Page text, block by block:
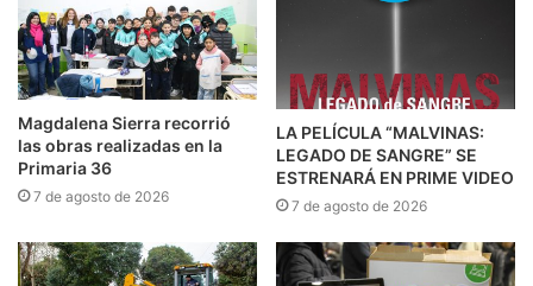
Magdalena Sierra recorrió
las obras realizadas en la
Primaria 36
7 de agosto de 2026
LA PELÍCULA “MALVINAS:
LEGADO DE SANGRE” SE
ESTRENARÁ EN PRIME VIDEO
7 de agosto de 2026